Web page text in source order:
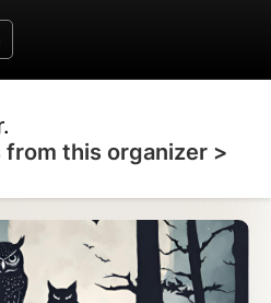
this organizer >